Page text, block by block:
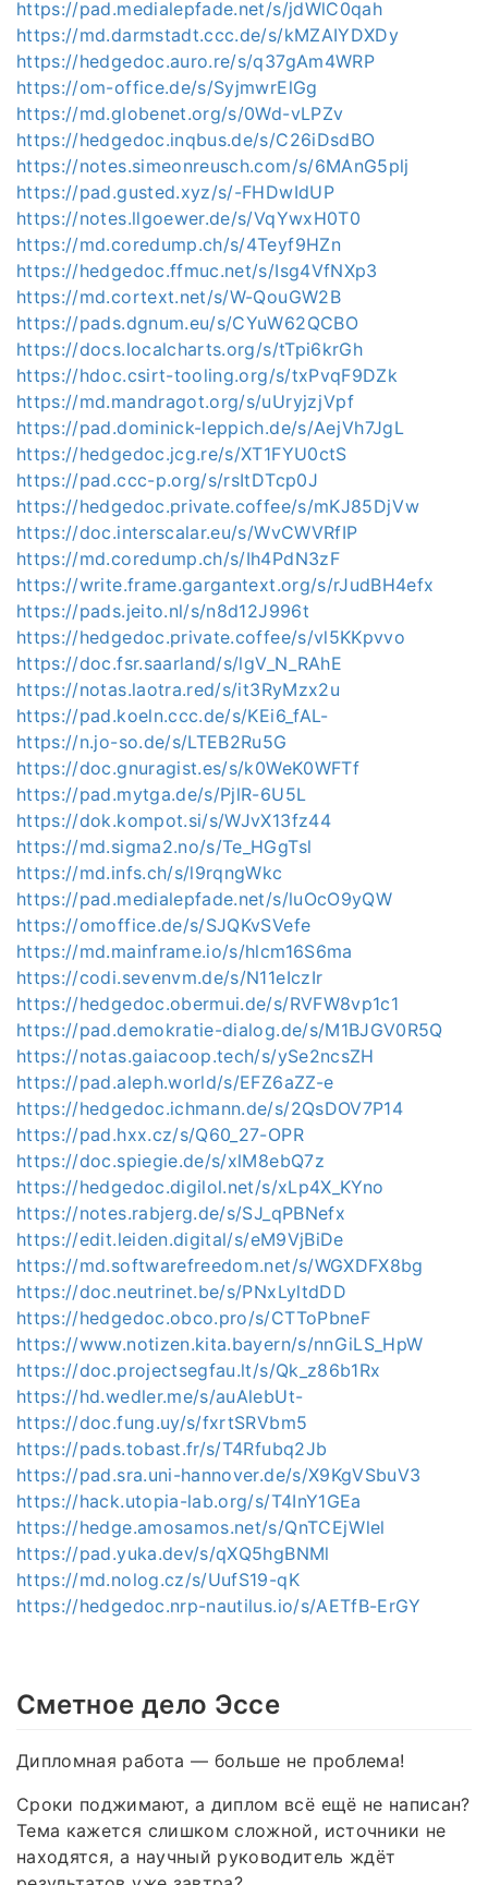
https://pad.medialepfade.net/s/jdWlC0qah
https://md.darmstadt.ccc.de/s/kMZAIYDXDy
https://hedgedoc.auro.re/s/q37gAm4WRP
https://om-office.de/s/SyjmwrElGg
https://md.globenet.org/s/0Wd-vLPZv
https://hedgedoc.inqbus.de/s/C26iDsdBO
https://notes.simeonreusch.com/s/6MAnG5plj
https://pad.gusted.xyz/s/-FHDwIdUP
https://notes.llgoewer.de/s/VqYwxH0T0
https://md.coredump.ch/s/4Teyf9HZn
https://hedgedoc.ffmuc.net/s/Isg4VfNXp3
https://md.cortext.net/s/W-QouGW2B
https://pads.dgnum.eu/s/CYuW62QCBO
https://docs.localcharts.org/s/tTpi6krGh
https://hdoc.csirt-tooling.org/s/txPvqF9DZk
https://md.mandragot.org/s/uUryjzjVpf
https://pad.dominick-leppich.de/s/AejVh7JgL
https://hedgedoc.jcg.re/s/XT1FYU0ctS
https://pad.ccc-p.org/s/rsItDTcp0J
https://hedgedoc.private.coffee/s/mKJ85DjVw
https://doc.interscalar.eu/s/WvCWVRfIP
https://md.coredump.ch/s/Ih4PdN3zF
https://write.frame.gargantext.org/s/rJudBH4efx
https://pads.jeito.nl/s/n8d12J996t
https://hedgedoc.private.coffee/s/vl5KKpvvo
https://doc.fsr.saarland/s/lgV_N_RAhE
https://notas.laotra.red/s/it3RyMzx2u
https://pad.koeln.ccc.de/s/KEi6_fAL-
https://n.jo-so.de/s/LTEB2Ru5G
https://doc.gnuragist.es/s/k0WeK0WFTf
https://pad.mytga.de/s/PjlR-6U5L
https://dok.kompot.si/s/WJvX13fz44
https://md.sigma2.no/s/Te_HGgTsl
https://md.infs.ch/s/l9rqngWkc
https://pad.medialepfade.net/s/luOcO9yQW
https://omoffice.de/s/SJQKvSVefe
https://md.mainframe.io/s/hlcm16S6ma
https://codi.sevenvm.de/s/N11eIczIr
https://hedgedoc.obermui.de/s/RVFW8vp1c1
https://pad.demokratie-dialog.de/s/M1BJGV0R5Q
https://notas.gaiacoop.tech/s/ySe2ncsZH
https://pad.aleph.world/s/EFZ6aZZ-e
https://hedgedoc.ichmann.de/s/2QsDOV7P14
https://pad.hxx.cz/s/Q60_27-OPR
https://doc.spiegie.de/s/xlM8ebQ7z
https://hedgedoc.digilol.net/s/xLp4X_KYno
https://notes.rabjerg.de/s/SJ_qPBNefx
https://edit.leiden.digital/s/eM9VjBiDe
https://md.softwarefreedom.net/s/WGXDFX8bg
https://doc.neutrinet.be/s/PNxLyltdDD
https://hedgedoc.obco.pro/s/CTToPbneF
https://www.notizen.kita.bayern/s/nnGiLS_HpW
https://doc.projectsegfau.lt/s/Qk_z86b1Rx
https://hd.wedler.me/s/auAlebUt-
https://doc.fung.uy/s/fxrtSRVbm5
https://pads.tobast.fr/s/T4Rfubq2Jb
https://pad.sra.uni-hannover.de/s/X9KgVSbuV3
https://hack.utopia-lab.org/s/T4InY1GEa
https://hedge.amosamos.net/s/QnTCEjWlel
https://pad.yuka.dev/s/qXQ5hgBNMl
https://md.nolog.cz/s/UufS19-qK
https://hedgedoc.nrp-nautilus.io/s/AETfB-ErGY
Сметное дело Эссе
Дипломная работа — больше не проблема!
Сроки поджимают, а диплом всё ещё не написан?
Тема кажется слишком сложной, источники не
находятся, а научный руководитель ждёт